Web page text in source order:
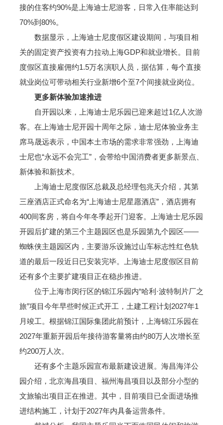
接的住客约90%是上海迪士尼游客，日常入住率能达到
70%到80%。
数据显示，上海迪士尼度假区建设期间，与项目相
关的固定资产投资有力拉动上海GDP和就业增长。目前
度假区直接雇佣约1.5万名演职人员，据估算，每个直接
就业岗位可带动相关行业新增6个至7个间接就业岗位。
更多新体验加速推进
自开园以来，上海迪士尼乐园已迎来超过1亿人次游
客。在上海迪士尼开园十周年之际，迪士尼体验业务主
席马晟远表示，中国本土市场的需求非常强劲，上海迪
士尼也“永远不会完工”，会带给中国消费者更多新景点、
新体验和新技术。
上海迪士尼度假区总裁及总经理包兆天介绍，其第
三座酒店正式命名为“上海迪士尼星愿酒店”，酒店拥有
400间客房，将自今年冬季起开门迎客。上海迪士尼乐园
开园后扩建的第三个主题园区也是乐园第九个园区——
蜘蛛侠主题园区内，主要游乐设施过山车标志性红色轨
道的最后一段近日已安装完毕。上海迪士尼度假区目前
还有多个主要扩建项目正在稳步推进。
位于上海市闵行区的锦江乐园内“哈利·波特制片厂之
旅”项目今年早些时候正式开工，土建工程计划2027年1
月竣工。根据锦江国际集团此前预计，上海锦江乐园在
2027年重新开园后年接待游客量将由约80万人次增长至
约200万人次。
还有多个主题乐园宣布最新建设进展。海昌海洋公
园介绍，北京海昌项目、福州海昌项目以及部分小型的
文旅输出项目正在推进。其中，目前项目已全面进场推
进结构施工，计划于2027年内具备运营条件。